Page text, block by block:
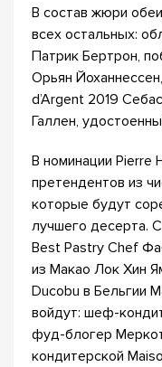
В состав жюри
всех остальных:
Патрик Бертрон,
Орьян
d’Argent 2019
Галлен,
В номинации Pierre
претендентов из
которые будут
лучшего десерта.
Best Pastry Chef
из Макао Лок Хин
Ducobu в Бельгии
войдут: шеф-
фуд-блогер
кондитерской